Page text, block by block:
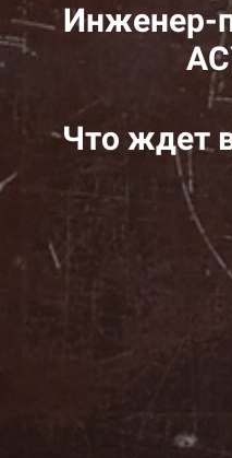
Инженер-
Что ждет